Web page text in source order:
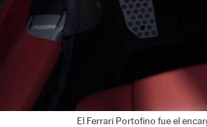
El Ferrari Portofino fue el